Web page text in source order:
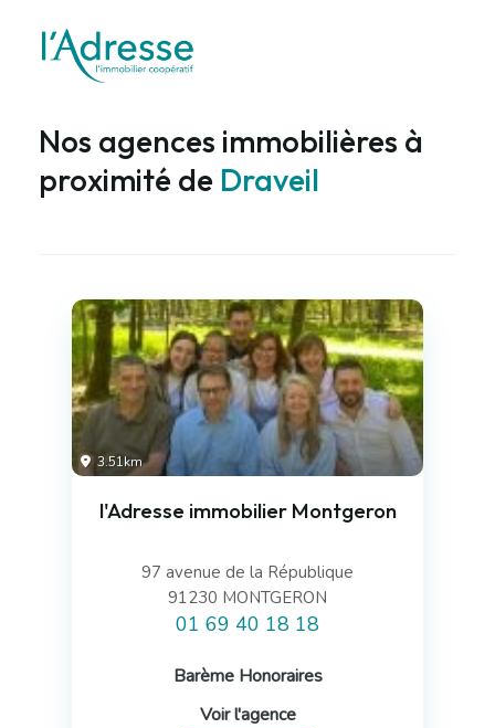
Nos agences immobilières à
proximité de Draveil
3.51km
l'Adresse immobilier Montgeron
97 avenue de la République
91230 MONTGERON
01 69 40 18 18
Barème Honoraires
Voir l'agence